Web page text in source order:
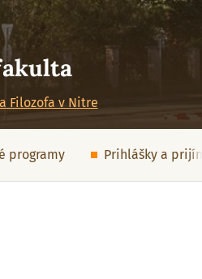
Filozofa v Nitre
programy Prihlášky a